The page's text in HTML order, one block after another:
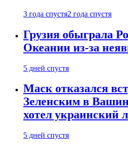
3 года спустя2 года спустя
Грузия обыграла
Океании из-за
5 дней спустя
Маск отказался
Зеленским в
хотел украинский
5 дней спустя